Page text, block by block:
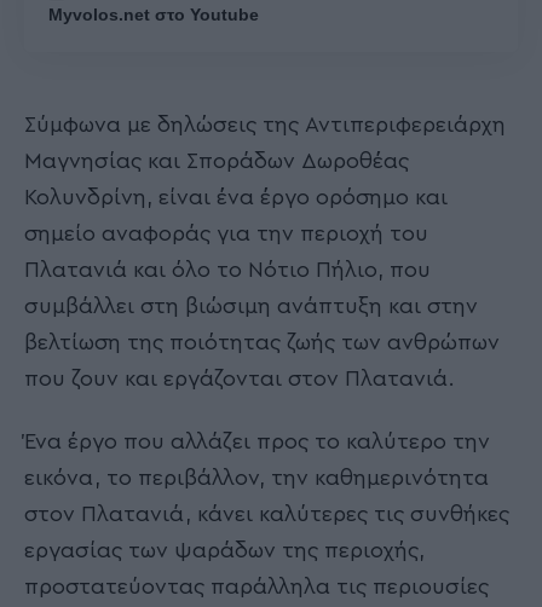
Myvolos.net στο Youtube
Σύμφωνα με δηλώσεις της Αντιπεριφερειάρχη
Μαγνησίας και Σποράδων Δωροθέας
Κολυνδρίνη, είναι ένα έργο ορόσημο και
σημείο αναφοράς για την περιοχή του
Πλατανιά και όλο το Νότιο Πήλιο, που
συμβάλλει στη βιώσιμη ανάπτυξη και στην
βελτίωση της ποιότητας ζωής των ανθρώπων
που ζουν και εργάζονται στον Πλατανιά.
Ένα έργο που αλλάζει προς το καλύτερο την
εικόνα, το περιβάλλον, την καθημερινότητα
στον Πλατανιά, κάνει καλύτερες τις συνθήκες
εργασίας των ψαράδων της περιοχής,
προστατεύοντας παράλληλα τις περιουσίες